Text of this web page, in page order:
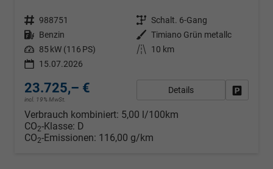
Fahrzeugnr. 988751 Getriebe Schalt. 6-Gang
Kraftstoff Benzin Außenfarbe Timiano Grün metallc
Leistung 85 kW (116 PS) Kilometerstand
10 km
15.07.2026
23.725,– €
incl. 19% MwSt.
Details
Verbrauch kombiniert: 5,00 l/100km
CO2-Klasse: D
CO2-Emissionen: 116,00 g/km